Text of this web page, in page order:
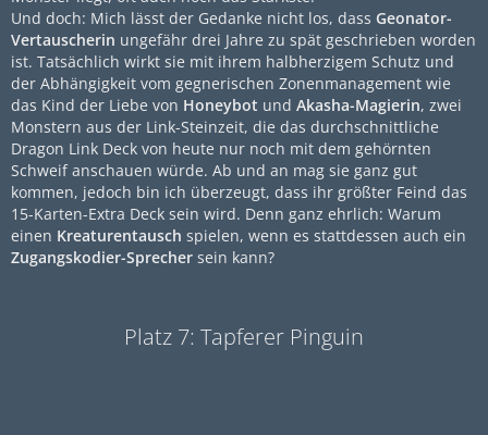
Und doch: Mich lässt der Gedanke nicht los, dass Geonator-
Vertauscherin ungefähr drei Jahre zu spät geschrieben worden
ist. Tatsächlich wirkt sie mit ihrem halbherzigem Schutz und
der Abhängigkeit vom gegnerischen Zonenmanagement wie
das Kind der Liebe von Honeybot und Akasha-Magierin, zwei
Monstern aus der Link-Steinzeit, die das durchschnittliche
Dragon Link Deck von heute nur noch mit dem gehörnten
Schweif anschauen würde. Ab und an mag sie ganz gut
kommen, jedoch bin ich überzeugt, dass ihr größter Feind das
15-Karten-Extra Deck sein wird. Denn ganz ehrlich: Warum
einen Kreaturentausch spielen, wenn es stattdessen auch ein
Zugangskodier-Sprecher sein kann?
Platz 7: Tapferer Pinguin